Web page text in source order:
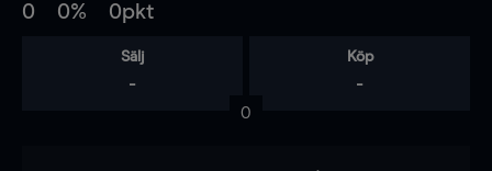
0 0% 0pkt
Sälj
-
Köp
-
0